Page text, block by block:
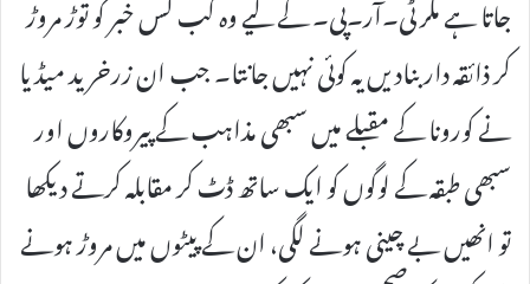
کر ذائقہ دار بنادیں یہ کوئی نہیں جانتا۔ جب ان زرخرید میڈیا
نے کورونا کے مقبلے میں سبھی مذاہب کے پیروکاروں اور
سبھی طبقہ کے لوگوں کو ایک ساتھ ڈٹ کر مقابلہ کرتے دیکھا
تو انھیں بے چینی ہونے لگی، ان کے پیٹوں میں مروڑ ہونے